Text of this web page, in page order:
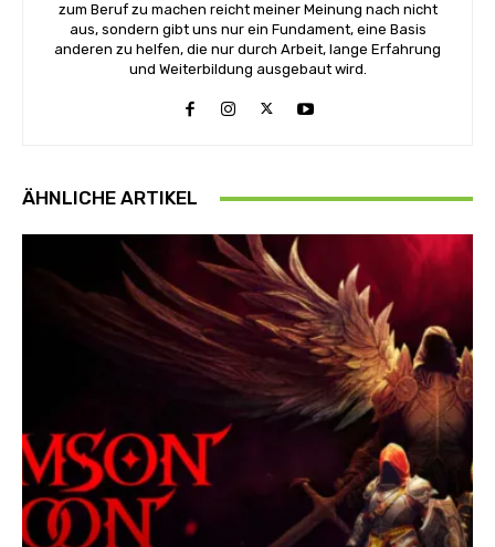
zum Beruf zu machen reicht meiner Meinung nach nicht
aus, sondern gibt uns nur ein Fundament, eine Basis
anderen zu helfen, die nur durch Arbeit, lange Erfahrung
und Weiterbildung ausgebaut wird.
ÄHNLICHE ARTIKEL